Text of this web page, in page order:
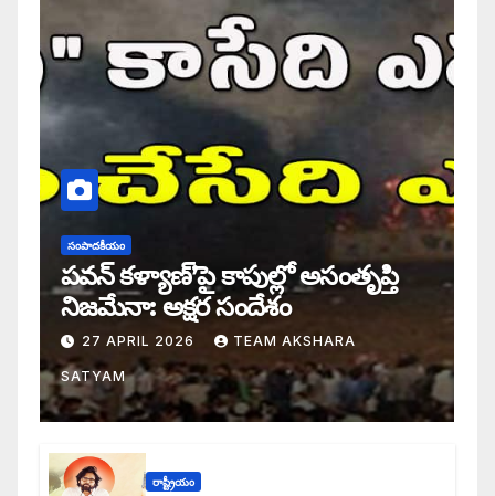
సంపాదకీయం
పవన్ కళ్యాణ్’పై కాపుల్లో అసంతృప్తి
నిజమేనా: అక్షర సందేశం
27 APRIL 2026 TEAM AKSHARA
SATYAM
రాష్ట్రీయం